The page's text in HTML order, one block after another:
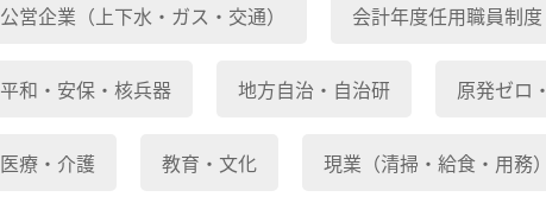
公営企業（上下水・ガス・交通） 会計年度任用職員制度
平和・安保・核兵器 地方自治・自治研 原発ゼロ
医療・介護 教育・文化 現業（清掃・給食・用務）